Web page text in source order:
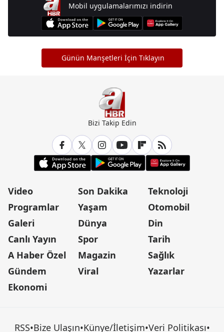
Mobil uygulamalarımızı indirin
Günün Manşetleri İçin Tıklayın
Bizi Takip Edin
Video
Programlar
Galeri
Canlı Yayın
A Haber Özel
Gündem
Ekonomi
Son Dakika
Yaşam
Dünya
Spor
Magazin
Viral
Teknoloji
Otomobil
Din
Tarih
Sağlık
Yazarlar
RSS•Bize Ulaşın•Künye/İletişim•Veri Politikası•